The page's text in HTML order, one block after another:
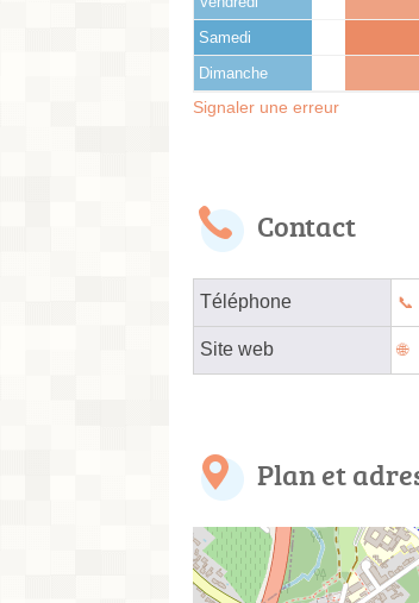
Samedi
Dimanche
Signaler une erreur
Contact
Téléphone
Site web
Plan et